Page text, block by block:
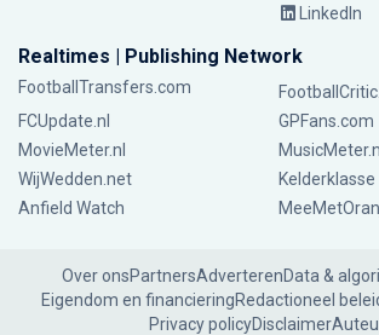
LinkedIn
Realtimes | Publishing Network
FootballTransfers.com
FCUpdate.nl
GPFans.com
MovieMeter.nl
MusicMeter.nl
WijWedden.net
Kelderklasse
Anfield Watch
Over onsPartnersAdverterenData &
Eigendom en financieringRedactioneel
Privacy policyDisclaimer